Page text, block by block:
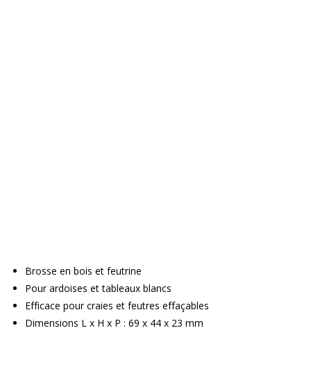
Brosse en bois et feutrine
Pour ardoises et tableaux blancs
Efficace pour craies et feutres effaçables
Dimensions L x H x P : 69 x 44 x 23 mm